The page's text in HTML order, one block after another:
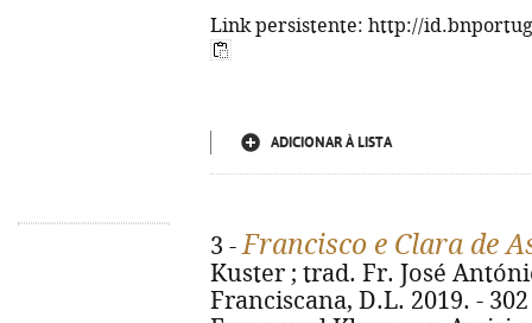
Link persistente: http://
ADICIONAR À LISTA
3 -Francisco e Clara de
Kuster ; trad. Fr. José
Franciscana, D.L. 2019. -